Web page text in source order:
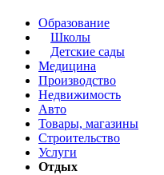
Образование
Школы
Детские сады
Медицина
Производство
Недвижимость
Авто
Товары, магазины
Строительство
Услуги
Отдых